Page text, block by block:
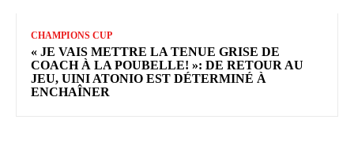
CHAMPIONS CUP
« JE VAIS METTRE LA TENUE GRISE DE
COACH À LA POUBELLE! »: DE RETOUR AU
JEU, UINI ATONIO EST DÉTERMINÉ À
ENCHAÎNER